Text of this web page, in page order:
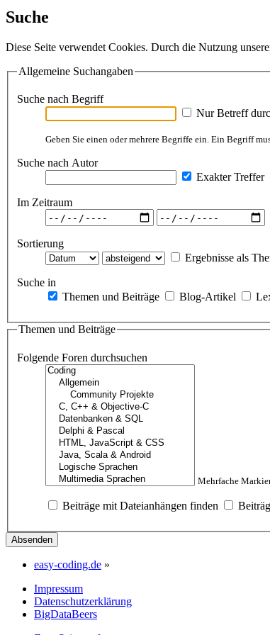
Suche
Diese Seite verwendet Cookies. Durch die Nutzung
Allgemeine Suchangaben
Suche nach Begriff
Nur Betreff
Geben Sie einen oder mehrere Begriffe ein. Ein Begriff
Suche nach Autor
Exakter Treffer
Im Zeitraum
Sortierung
Ergebnisse als
Suche in
Themen und Beiträge
Blog-Artikel
Themen und Beiträge
Folgende Foren durchsuchen
Mehrfache
Beiträge mit Dateianhängen finden
easy-coding.de »
Impressum
Datenschutzerklärung
BigDataBeers